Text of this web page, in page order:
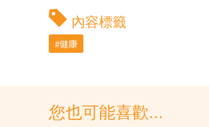
內容標籤
健康
您也可能喜歡...